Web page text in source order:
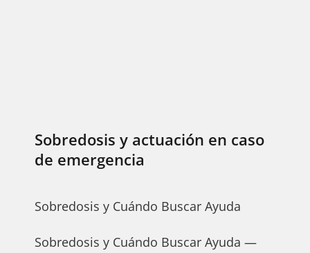
Sobredosis y actuación en caso
de emergencia
Sobredosis y Cuándo Buscar Ayuda
Sobredosis y Cuándo Buscar Ayuda —